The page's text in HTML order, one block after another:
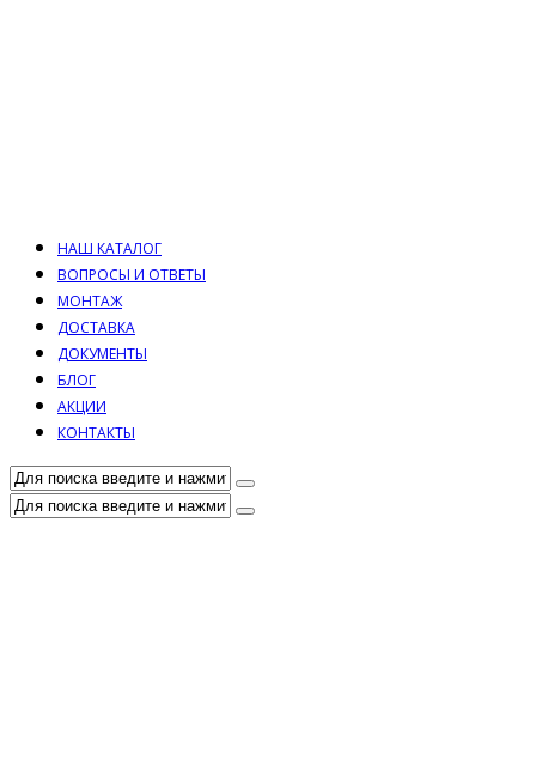
НАШ КАТАЛОГ
ВОПРОСЫ И ОТВЕТЫ
МОНТАЖ
ДОСТАВКА
ДОКУМЕНТЫ
БЛОГ
АКЦИИ
КОНТАКТЫ